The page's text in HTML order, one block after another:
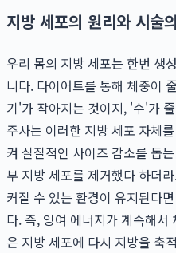
지방 세포의 원리와 시술
우리 몸의 지방 세포는 한번 생
니다. 다이어트를 통해 체중이
기'가 작아지는 것이지, '수'가
주사는 이러한 지방 세포 자체
켜 실질적인 사이즈 감소를 돕
부 지방 세포를 제거했다 하더
커질 수 있는 환경이 유지된다
다. 즉, 잉여 에너지가 계속해
은 지방 세포에 다시 지방을 축